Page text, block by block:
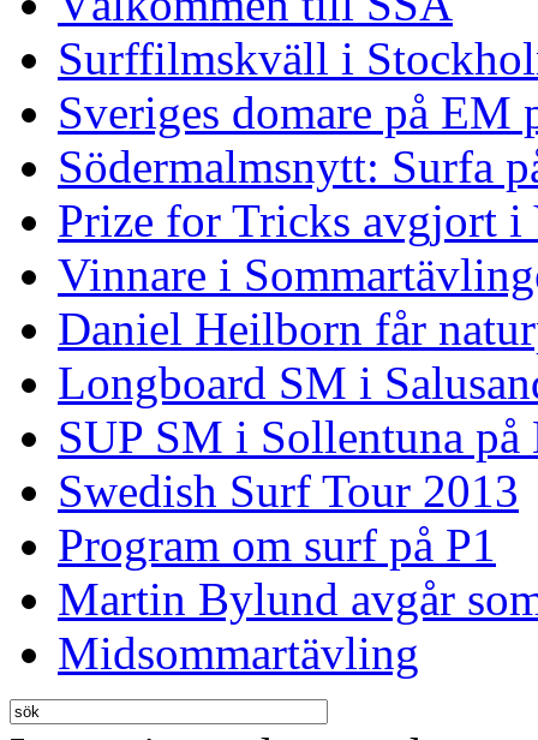
Surffilmskväll i
Sveriges domare på EM
Södermalmsnytt: Surfa
Prize for Tricks avgjort i
Vinnare i
Daniel Heilborn får
Longboard SM i
SUP SM i Sollentuna på
Swedish Surf Tour 2013
Program om surf på P1
Martin Bylund avgår
Midsommartävling